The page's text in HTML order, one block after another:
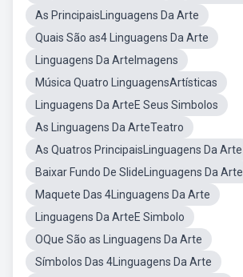
As PrincipaisLinguagens Da Arte
Quais São as4 Linguagens Da Arte
Linguagens Da ArteImagens
Música Quatro LinguagensArtísticas
Linguagens Da ArteE Seus Simbolos
As Linguagens Da ArteTeatro
As Quatros PrincipaisLinguagens Da Arte
Baixar Fundo De SlideLinguagens Da Arte
Maquete Das 4Linguagens Da Arte
Linguagens Da ArteE Simbolo
OQue São as Linguagens Da Arte
Símbolos Das 4Linguagens Da Arte